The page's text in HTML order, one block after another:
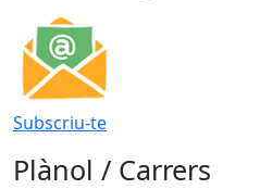
Subscriu-te
Plànol / Carrers